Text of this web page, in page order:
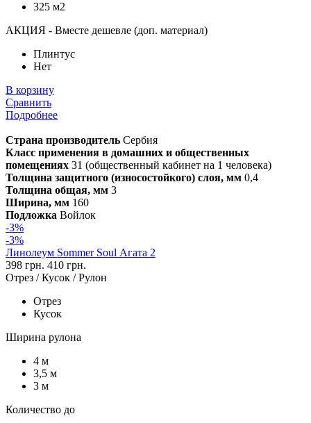
325 м2
АКЦИЯ - Вместе дешевле (доп. материал)
Плинтус
Нет
В корзину
Сравнить
Подробнее
Страна производитель Сербия
Класс применения в домашних и общественных
помещениях 31 (общественный кабинет на 1 человека)
Толщина защитного (износостойкого) слоя, мм 0,4
Толщина общая, мм 3
Ширина, мм 160
Подложка Войлок
-3%
-3%
Линолеум Sommer Soul Агата 2
398 грн. 410 грн.
Отрез / Кусок / Рулон
Отрез
Кусок
Ширина рулона
4 м
3,5 м
3 м
Количество до